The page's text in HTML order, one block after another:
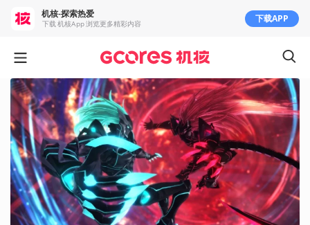
机核-探索热爱
下载 机核App 浏览更多精彩内容 下载APP